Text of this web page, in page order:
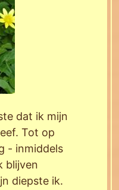
dat ik mijn
Tot op
- inmiddels
blijven
diepste ik.